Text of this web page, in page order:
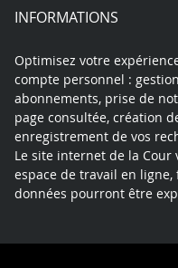
INFORMATIONS
Optimisez votre
compte personnel :
abonnements, prise de
page consultée, création
enregistrement de vos
Le site internet de la
espace de travail en
données pourront être